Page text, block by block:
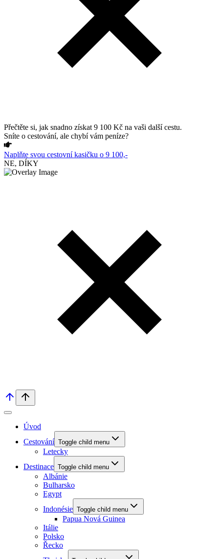
Přečtěte si, jak snadno získat 9 100 Kč na vaši další cestu.
Sníte o cestování, ale chybí vám peníze?
Naplňte svou cestovní kasičku o 9 100,-
NE, DÍKY
Úvod
Cestování Toggle child menu
Letecky
Destinace Toggle child menu
Albánie
Bulharsko
Egypt
Indonésie Toggle child menu
Papua Nová Guinea
Itálie
Polsko
Řecko